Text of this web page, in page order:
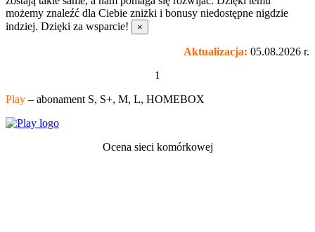
możemy znaleźć dla Ciebie zniżki i bonusy niedostępne nigdzie
indziej. Dzięki za wsparcie!
×
Aktualizacja: 05.08.2026 r.
1
Play – abonament S, S+, M, L, HOMEBOX
Ocena sieci komórkowej